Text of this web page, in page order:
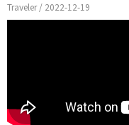
Traveler / 2022-12-19